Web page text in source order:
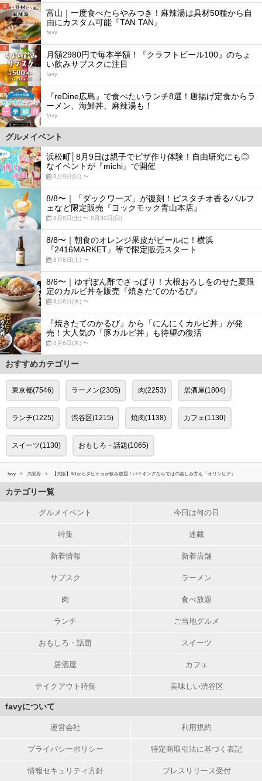
3
富山｜一度食べたらやみつき！麻辣湯は具材50種から自
由にカスタム可能『TAN TAN』
favy
4
月額2980円で毎本半額！『クラフトビール100』のちょ
い飲みサブスクに注目
favy
5
『reDine広島』で食べたいランチ8選！唐揚げ定食からラ
ーメン、海鮮丼、麻辣湯も！
favy
グルメイベント
浜松町│8月9日は親子でピザ作り体験！自由研究にも◎
なイベントが『michi』で開催
8月9日(日) 〜
8/8〜｜「ダックワーズ」が復刻！ピスタチオ香るパルフ
ェなど限定販売『ヨックモック青山本店』
8月8日(土) 〜 8月30日(日)
8/8〜｜朝食のオレンジ果皮がビールに！横浜
『2416MARKET』等で限定販売スタート
8月8日(土) 〜
8/6〜｜ゆずぽん酢でさっぱり！大根おろしをのせた夏限
定のカルビ丼を販売『焼きたてのかるび』
8月6日(木) 〜
『焼きたてのかるび』から「にんにくカルビ丼」が発
売！大人気の「豚カルビ丼」も待望の復活
8月6日(木) 〜
おすすめカテゴリー
東京都(7546) ラーメン(2305) 肉(2253) 居酒屋(1804)
ランチ(1225) 渋谷区(1215) 焼肉(1138) カフェ(1130)
スイーツ(1130) おもしろ・話題(1065)
favy 大阪府 【大阪】9/1からタピオカが飲み放題！バイキングならではの楽しみ方も『オリンピア』
カテゴリ一覧
グルメイベント 今日は何の日
特集 連載
新着情報 新着店舗
サブスク ラーメン
肉 食べ放題
ランチ ご当地グルメ
おもしろ・話題 スイーツ
居酒屋 カフェ
テイクアウト特集 美味しい渋谷区
favyについて
運営会社 利用規約
プライバシーポリシー 特定商取引法に基づく表記
情報セキュリティ方針 プレスリリース受付